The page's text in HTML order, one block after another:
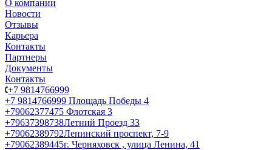
О компании
Новости
Отзывы
Карьера
Контакты
Партнеры
Документы
Контакты
+7 9814766999
+7 9814766999 Площадь Победы 4
+79062377475 Флотская 3
+79637398738Летний Проезд 33
+79062389792Ленинский проспект, 7-9
+79062389445г. Черняховск , улица Ленина, 41